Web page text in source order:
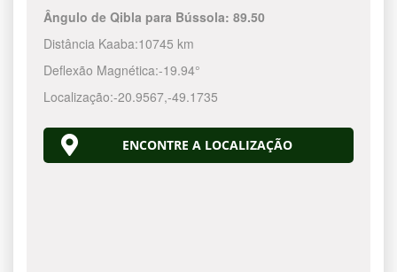
Ângulo de Qibla para Bússola:89.50
Distância Kaaba:10745 km
Deflexão Magnética:-19.94°
Localização:-20.9567,-49.1736
ENCONTRE A LOCALIZAÇÃO